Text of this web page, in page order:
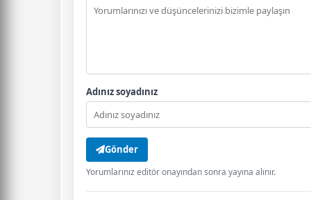
Adınız soyadınız
Gönder
Yorumlarınız editör onayından sonra yayına alınır.